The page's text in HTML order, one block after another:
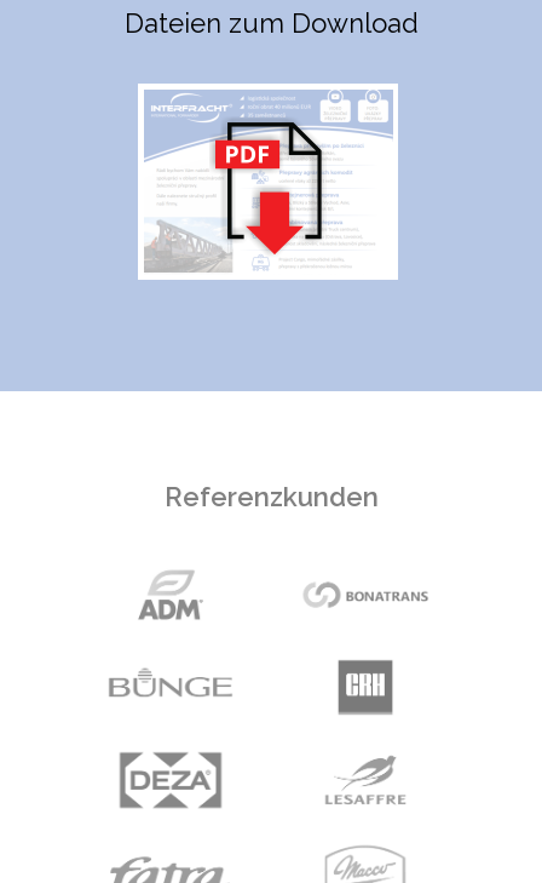
Dateien zum Download
Referenzkunden